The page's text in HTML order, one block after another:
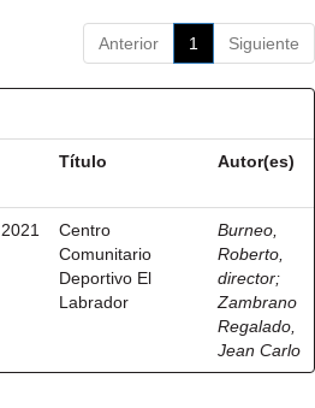
Anterior 1 Siguiente
Título Autor(es)
2021
Centro
Comunitario
Deportivo El
Labrador
Burneo,
Roberto,
director;
Zambrano
Regalado,
Jean Carlo